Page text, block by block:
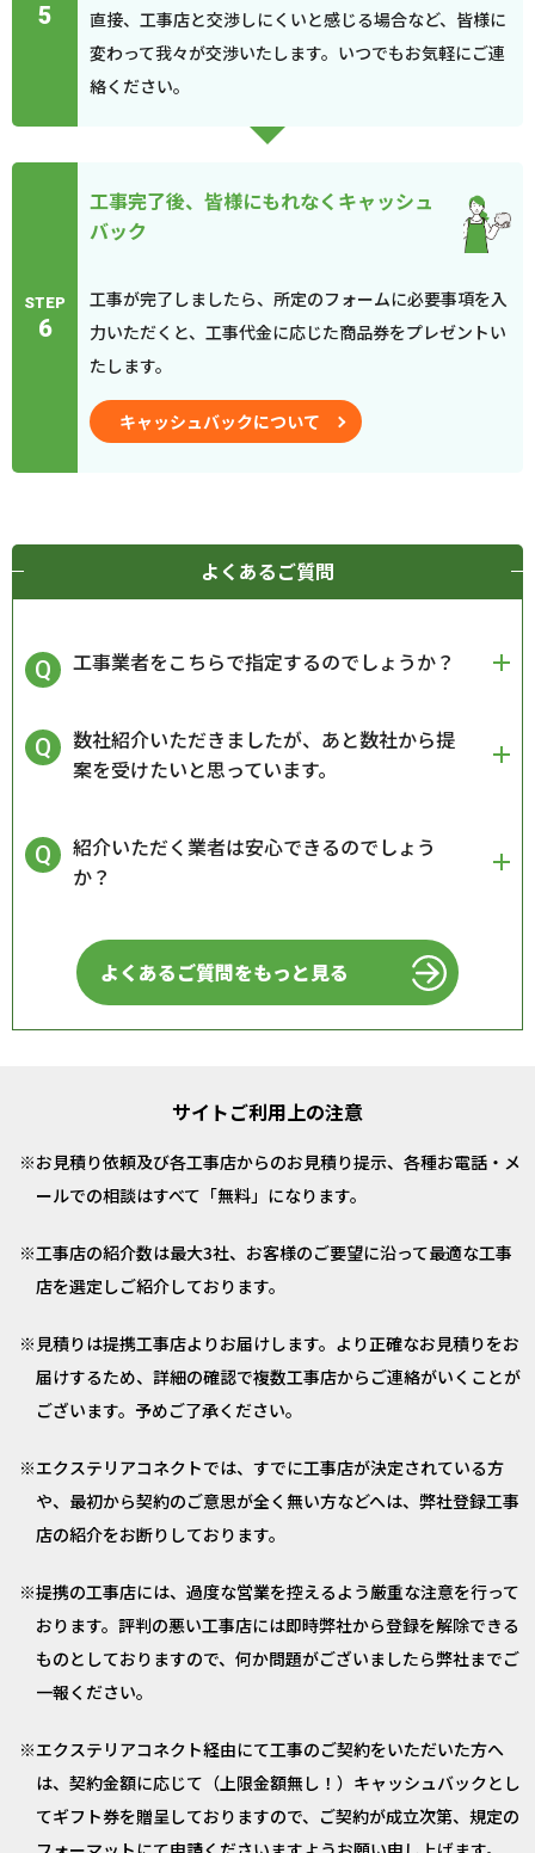
5
直接、工事店と交渉しにくいと感じる場合など、皆様に
変わって我々が交渉いたします。いつでもお気軽にご連
絡ください。
STEP
6
工事完了後、皆様にもれなくキャッシュ
バック
工事が完了しましたら、所定のフォームに必要事項を入
力いただくと、工事代金に応じた商品券をプレゼントい
たします。
キャッシュバックについて
よくあるご質問
工事業者をこちらで指定するのでしょうか？
数社紹介いただきましたが、あと数社から提
案を受けたいと思っています。
紹介いただく業者は安心できるのでしょう
か？
よくあるご質問をもっと見る
サイトご利用上の注意
お見積り依頼及び各工事店からのお見積り提示、各種お電話・メ
ールでの相談はすべて「無料」になります。
工事店の紹介数は最大3社、お客様のご要望に沿って最適な工事
店を選定しご紹介しております。
見積りは提携工事店よりお届けします。より正確なお見積りをお
届けするため、詳細の確認で複数工事店からご連絡がいくことが
ございます。予めご了承ください。
エクステリアコネクトでは、すでに工事店が決定されている方
や、最初から契約のご意思が全く無い方などへは、弊社登録工事
店の紹介をお断りしております。
提携の工事店には、過度な営業を控えるよう厳重な注意を行って
おります。評判の悪い工事店には即時弊社から登録を解除できる
ものとしておりますので、何か問題がございましたら弊社までご
一報ください。
エクステリアコネクト経由にて工事のご契約をいただいた方へ
は、契約金額に応じて（上限金額無し！）キャッシュバックとし
てギフト券を贈呈しておりますので、ご契約が成立次第、規定の